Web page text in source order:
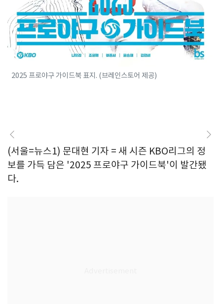
2025 프로야구 가이드북 표지. (브레인스토어 제공)
(서울=뉴스1) 문대현 기자 = 새 시즌 KBO리그의 정
보를 가득 담은 '2025 프로야구 가이드북'이 발간됐
다.